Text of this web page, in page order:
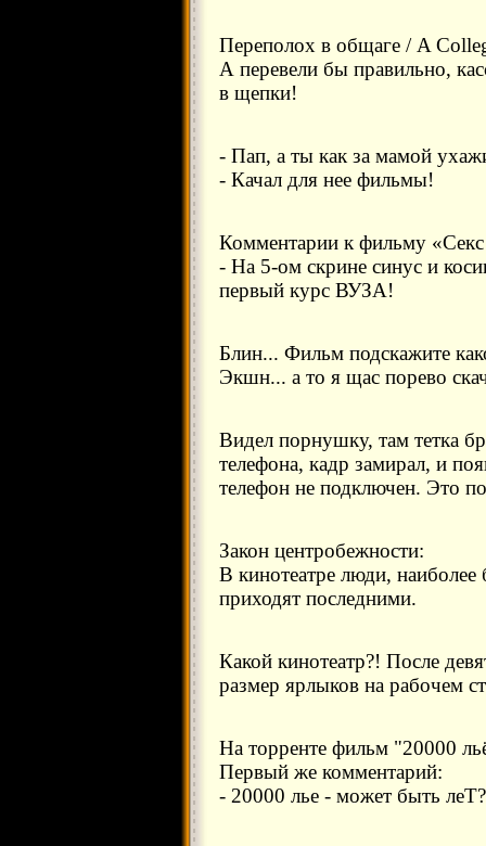
Переполох в общаге / A
А перевели бы правильно,
в щепки!
- Пап, а ты как за мамой
- Качал для нее фильмы!
Комментарии к фильму «Секс
- На 5-ом скрине синус и
первый курс ВУЗА!
Блин... Фильм подскажите
Экшн... а то я щас порево
Видел порнушку, там тетка
телефона, кадр замирал, и
телефон не подключен. Это
Закон центробежности:
В кинотеатре люди, наиболее
приходят последними.
Какой кинотеатр?! После
размер ярлыков на рабочем
На торренте фильм "20000
Первый же комментарий:
- 20000 лье - может быть леТ?